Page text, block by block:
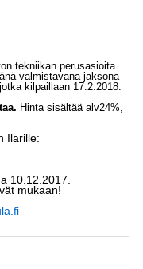
tekniikan perusasioita
valmistavana jaksona
kilpaillaan 17.2.2018.
Hinta sisältää alv24%,
Ilarille:
10.12.2017.
mukaan!